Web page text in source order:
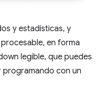
y estadísticas, y
en forma
legible, que puedes
programando con un